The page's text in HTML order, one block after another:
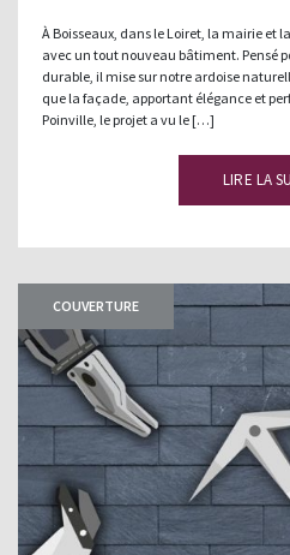
À Boisseaux, dans le Loiret, la mairie et
avec un tout nouveau bâtiment. Pensé
durable, il mise sur notre ardoise
que la façade, apportant élégance et
Poinville, le projet a vu le […]
LIRE LA
COUVERTURE